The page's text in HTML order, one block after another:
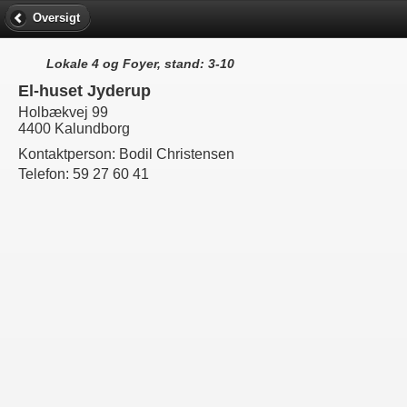
Oversigt
Lokale 4 og Foyer, stand: 3-10
El-huset Jyderup
Holbækvej 99
4400 Kalundborg
Kontaktperson: Bodil Christensen
Telefon: 59 27 60 41